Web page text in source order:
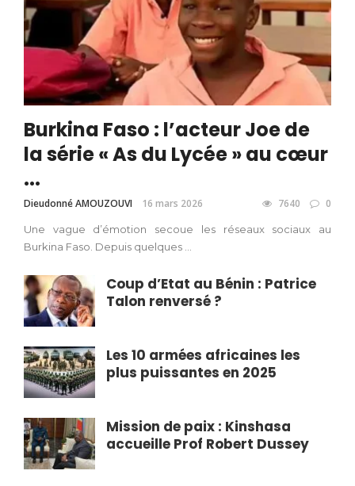
Burkina Faso : l’acteur Joe de
la série « As du Lycée » au cœur
...
Dieudonné AMOUZOUVI 16 mars 2026 7640 0
Une vague d’émotion secoue les réseaux sociaux au
Burkina Faso. Depuis quelques ...
Coup d’Etat au Bénin : Patrice
Talon renversé ?
Les 10 armées africaines les
plus puissantes en 2025
Mission de paix : Kinshasa
accueille Prof Robert Dussey